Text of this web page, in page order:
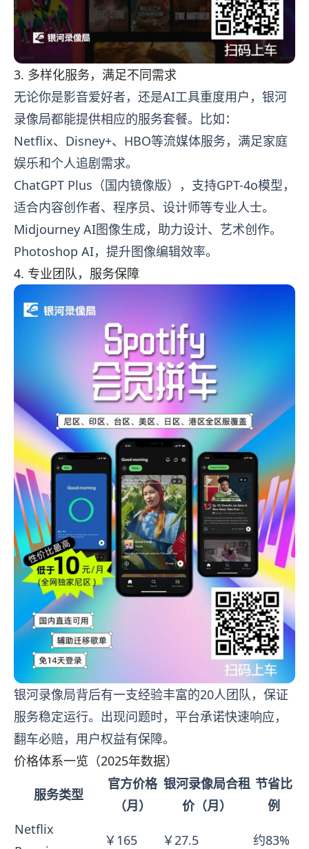
3. 多样化服务，满足不同需求
无论你是影音爱好者，还是AI工具重度用户，银河
录像局都能提供相应的服务套餐。比如：
Netflix、Disney+、HBO等流媒体服务，满足家庭
娱乐和个人追剧需求。
ChatGPT Plus（国内镜像版），支持GPT-4o模型，
适合内容创作者、程序员、设计师等专业人士。
Midjourney AI图像生成，助力设计、艺术创作。
Photoshop AI，提升图像编辑效率。
4. 专业团队，服务保障
银河录像局背后有一支经验丰富的20人团队，保证
服务稳定运行。出现问题时，平台承诺快速响应，
翻车必赔，用户权益有保障。
价格体系一览（2025年数据）
服务类型
官方价格
（月）
银河录像局合租
价（月）
节省比
例
Netflix
￥165 ￥27.5 约83%